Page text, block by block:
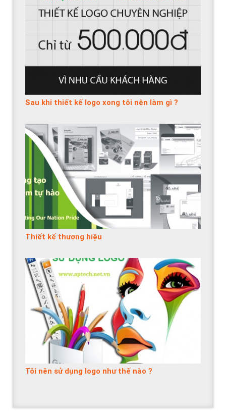
Sau khi thiết kế logo xong tôi nên làm gì ?
Thiết kế thương hiệu
Tôi nên sử dụng logo như thế nào ?